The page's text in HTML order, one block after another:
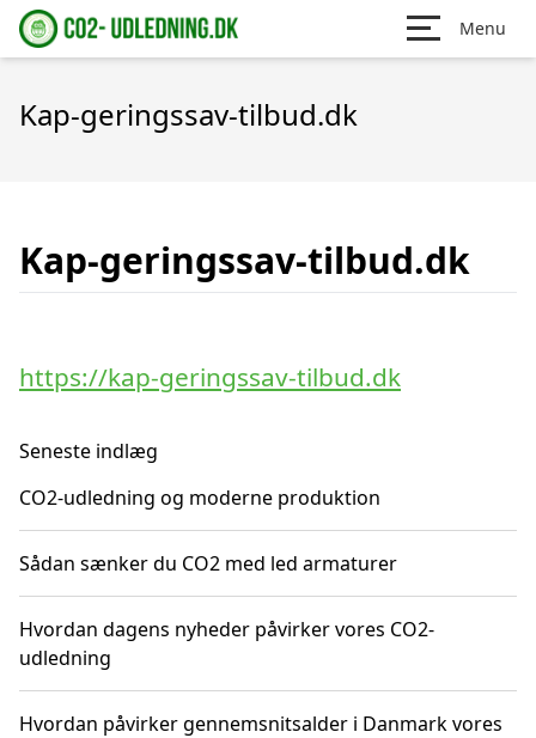
Menu
Kap-geringssav-tilbud.dk
Kap-geringssav-tilbud.dk
https://kap-geringssav-tilbud.dk
Seneste indlæg
CO2-udledning og moderne produktion
Sådan sænker du CO2 med led armaturer
Hvordan dagens nyheder påvirker vores CO2-
udledning
Hvordan påvirker gennemsnitsalder i Danmark vores